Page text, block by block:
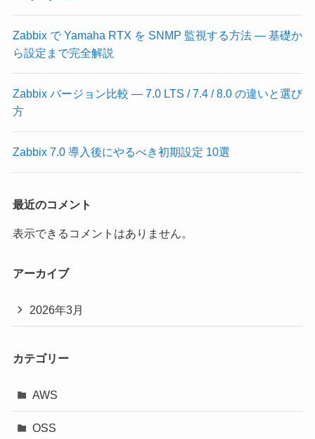
Zabbix で Yamaha RTX を SNMP 監視する方法 — 基礎か
ら設定まで完全解説
Zabbix バージョン比較 — 7.0 LTS / 7.4 / 8.0 の違いと選び
方
Zabbix 7.0 導入後にやるべき初期設定 10選
最近のコメント
表示できるコメントはありません。
アーカイブ
2026年3月
カテゴリー
AWS
OSS